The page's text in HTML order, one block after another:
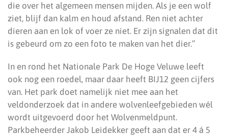
die over het algemeen mensen mijden. Als je een wolf
ziet, blijf dan kalm en houd afstand. Ren niet achter
dieren aan en lok of voer ze niet. Er zijn signalen dat dit
is gebeurd om zo een foto te maken van het dier.”
In en rond het Nationale Park De Hoge Veluwe leeft
ook nog een roedel, maar daar heeft BIJ12 geen cijfers
van. Het park doet namelijk niet mee aan het
veldonderzoek dat in andere wolvenleefgebieden wél
wordt uitgevoerd door het Wolvenmeldpunt.
Parkbeheerder Jakob Leidekker geeft aan dat er 4 á 5